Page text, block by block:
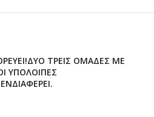
ΤΡΕΙΣ ΟΜΑΔΕΣ ΜΕ
ΥΠΟΛΟΙΠΕΣ